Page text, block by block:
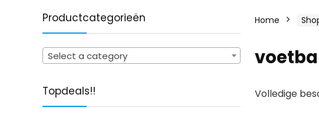
Productcategorieën
Select a category
Topdeals!!
Home
Volledige